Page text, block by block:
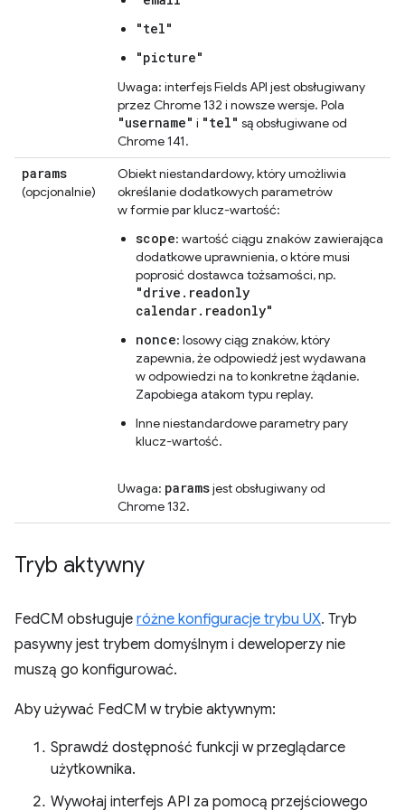
"tel"
"picture"
Uwaga: interfejs Fields API jest obsługiwany
przez Chrome 132 i nowsze wersje. Pola
"username" i "tel" są obsługiwane od
Chrome 141.
params
(opcjonalnie)
Obiekt niestandardowy, który umożliwia
określanie dodatkowych parametrów
w formie par klucz-wartość:
scope: wartość ciągu znaków zawierająca
dodatkowe uprawnienia, o które musi
poprosić dostawca tożsamości, np.
"drive.readonly
calendar.readonly"
nonce: losowy ciąg znaków, który
zapewnia, że odpowiedź jest wydawana
w odpowiedzi na to konkretne żądanie.
Zapobiega atakom typu replay.
Inne niestandardowe parametry pary
klucz-wartość.
Uwaga: paramsjest obsługiwany od
Chrome 132.
Tryb aktywny
FedCM obsługuje różne konfiguracje trybu UX. Tryb
pasywny jest trybem domyślnym i deweloperzy nie
muszą go konfigurować.
Aby używać FedCM w trybie aktywnym:
Sprawdź dostępność funkcji w przeglądarce
użytkownika.
Wywołaj interfejs API za pomocą przejściowego